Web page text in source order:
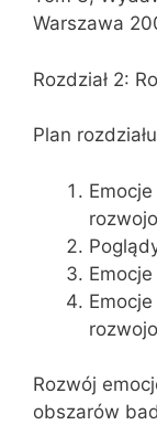
Warszawa
Rozdział 2:
Plan
Rozwój
obszarów